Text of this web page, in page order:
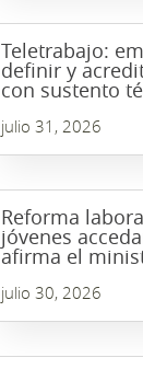
Teletrabajo:
definir y
con sustento
julio 31, 2026
Reforma
jóvenes
afirma el
julio 30, 2026